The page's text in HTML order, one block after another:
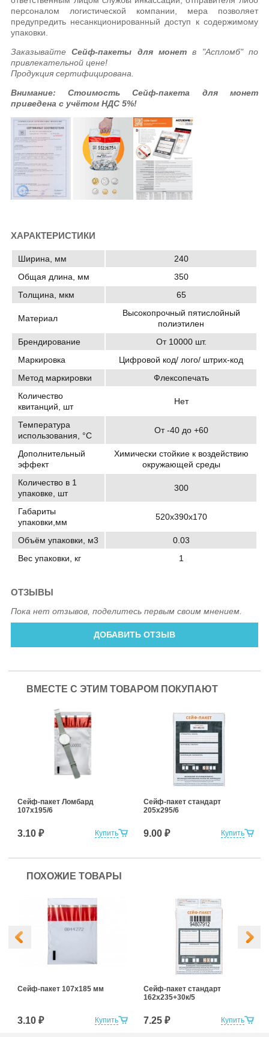
персоналом логистической компании, мера позволяет
предупредить несанкционированный доступ к содержимому
упаковки.
ЗаказывайтеСейф-пакеты для монетв "Аспломб" по
привлекательной цене!
Продукция сертифицирована.
Внимание: Стоимость Сейф-пакета для монет
приведена с учётом НДС 5%!
ХАРАКТЕРИСТИКИ
Ширина, мм
240
Общая длина, мм
350
Толщина, мкм
65
Материал
Высокопрочный пятислойный
полиэтилен
Брендирование
От 10000 шт.
Маркировка
Цифровой код/ лого/ штрих-код
Метод маркировки
Флексопечать
Количество
квитанций, шт
Нет
Температура
использования, °C
От -40 до +60
Дополнительный
эффект
Химически стойкие к воздействию
окружающей среды
Количество в 1
упаковке, шт
300
Габариты
упаковки,мм
520х390х170
Объём упаковки, м3
0.03
Вес упаковки, кг
1
ОТЗЫВЫ
Пока нет отзывов, поделитесь первым своим мнением.
ДОБАВИТЬ ОТЗЫВ
ВМЕСТЕ С ЭТИМ ТОВАРОМ ПОКУПАЮТ
Купить
Сейф-пакет Ломбард
107x195/6
3.10 ₽ Купить
Сейф-пакет стандарт
205х295/6
9.00 ₽
ПОХОЖИЕ ТОВАРЫ
Купить
Сейф-пакет 107х185 мм
3.10 ₽ Купить
Сейф-пакет стандарт
162х235+30к/5
7.25 ₽